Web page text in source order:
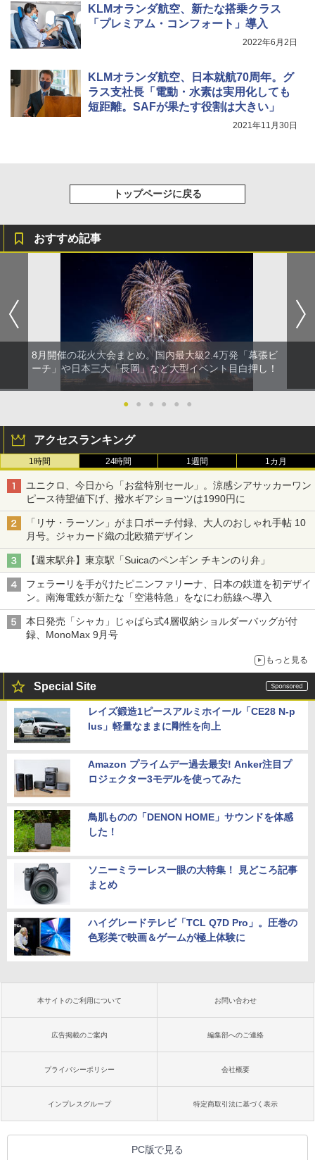
KLMオランダ航空、新たな搭乗クラス
「プレミアム・コンフォート」導入
2022年6月2日
KLMオランダ航空、日本就航70周年。グ
ラス支社長「電動・水素は実用化しても
短距離。SAFが果たす役割は大きい」
2021年11月30日
トップページに戻る
おすすめ記事
8月開催の花火大会まとめ。国内最大級2.4万発「幕張ビ
ーチ」や日本三大「長岡」など大型イベント目白押し！
● ● ● ● ● ●
アクセスランキング
1時間 24時間 1週間 1カ月
ユニクロ、今日から「お盆特別セール」。涼感シアサッカーワン
ピース待望値下げ、撥水ギアショーツは1990円に
「リサ・ラーソン」がま口ポーチ付録、大人のおしゃれ手帖 10
月号。ジャカード織の北欧猫デザイン
【週末駅弁】東京駅「Suicaのペンギン チキンのり弁」
フェラーリを手がけたピニンファリーナ、日本の鉄道を初デザイ
ン。南海電鉄が新たな「空港特急」をなにわ筋線へ導入
本日発売「シャカ」じゃばら式4層収納ショルダーバッグが付
録、MonoMax 9月号
もっと見る
Special Site
レイズ鍛造1ピースアルミホイール「CE28 N-p
lus」軽量なままに剛性を向上
Amazon プライムデー過去最安! Anker注目プ
ロジェクター3モデルを使ってみた
鳥肌ものの「DENON HOME」サウンドを体感
した！
ソニーミラーレス一眼の大特集！ 見どころ記事
まとめ
ハイグレードテレビ「TCL Q7D Pro」。圧巻の
色彩美で映画＆ゲームが極上体験に
本サイトのご利用について お問い合わせ
広告掲載のご案内 編集部へのご連絡
プライバシーポリシー 会社概要
インプレスグループ 特定商取引法に基づく表示
PC版で見る